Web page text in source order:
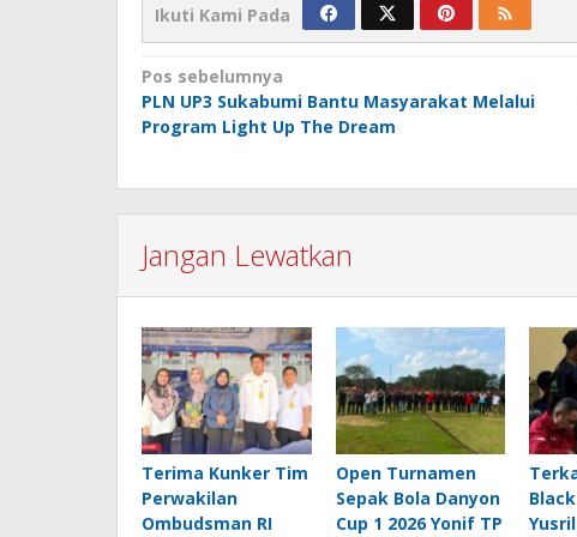
Ikuti Kami Pada
Navigasi
pos
Pos sebelumnya
PLN UP3 Sukabumi Bantu Masyarakat Melalui
Program Light Up The Dream
Jangan Lewatkan
Terima Kunker Tim
Perwakilan
Ombudsman RI
Open Turnamen
Sepak Bola Danyon
Cup 1 2026 Yonif TP